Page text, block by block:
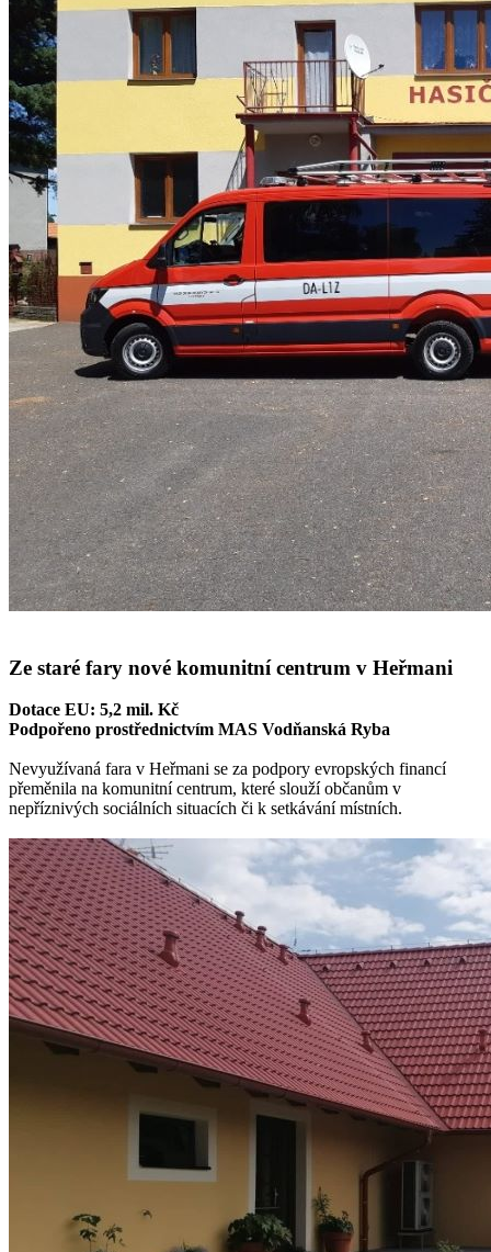
Ze staré fary nové komunitní centrum v Heřmani
Dotace EU: 5,2 mil. Kč
Podpořeno prostřednictvím MAS Vodňanská Ryba
Nevyužívaná fara v Heřmani se za podpory evropských financí
přeměnila na komunitní centrum, které slouží občanům v
nepříznivých sociálních situacích či k setkávání místních.